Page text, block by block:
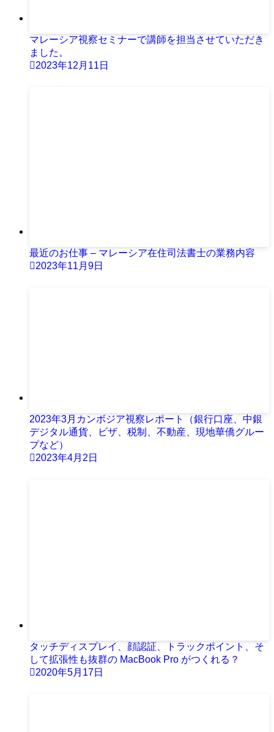
マレーシア視察セミナーで講師を担当させていただき
ました。
2023年12月11日
最近のお仕事 – マレーシア在住司法書士の業務内容
2023年11月9日
2023年3月カンボジア視察レポート（銀行口座、中銀
デジタル通貨、ビザ、税制、不動産、現地華僑グルー
プなど）
2023年4月2日
タッチディスプレイ、顔認証、トラックポイント、そ
して拡張性も抜群の MacBook Pro がつくれる？
2020年5月17日